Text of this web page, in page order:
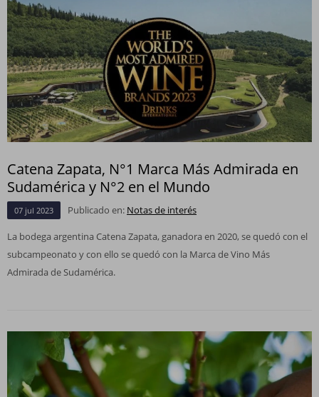
Catena Zapata, N°1 Marca Más Admirada en
Sudamérica y N°2 en el Mundo
07 jul 2023 Publicado en: Notas de interés
La bodega argentina Catena Zapata, ganadora en 2020, se quedó con el
subcampeonato y con ello se quedó con la Marca de Vino Más
Admirada de Sudamérica.